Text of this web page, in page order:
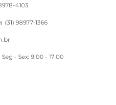
4103
(31) 98977-1366
Seg - Sex: 9:00 - 17:00